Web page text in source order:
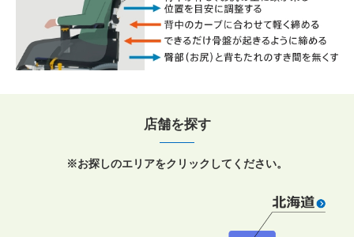
店舗を探す
※お探しのエリアをクリックしてください。